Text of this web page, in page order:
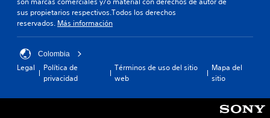
sus propietarios respectivos.Todos los derechos
reservados. Más información
Colombia
Legal
Política de
privacidad
Términos de uso del sitio
web
Mapa del
sitio